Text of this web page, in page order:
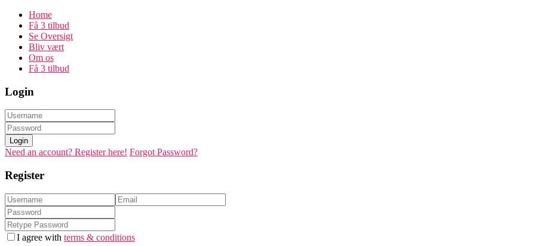
Home
Få 3 tilbud
Se Oversigt
Bliv vært
Om os
Få 3 tilbud
Login
Login
Need an account? Register here! Forgot Password?
Register
I agree with terms & conditions